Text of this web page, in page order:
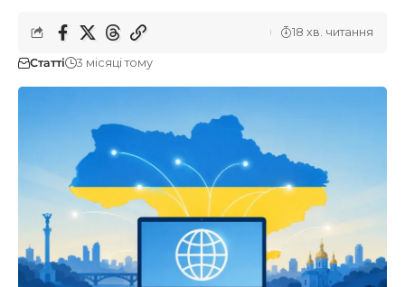
Статті 3 місяці тому
18 хв. читання